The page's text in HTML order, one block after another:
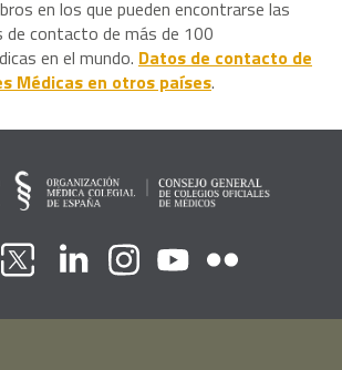
en los que pueden encontrarse las
de contacto de más de 100
en el mundo. Datos de contacto de
Médicas en otros países.